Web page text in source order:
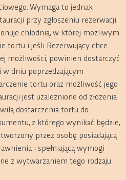
Wymaga to jednak
przy zgłoszeniu rezerwacji.
chłodnią, w której możliwym
tortu i jeśli Rezerwujący chce
możliwości, powinien dostarczyć
w dniu poprzedzającym
tortu oraz możliwość jego
jest uzależnione od złożenia
dostarczenia tortu do
z którego wynikać będzie,
przez osobę posiadającą
i spełniającą wymogi
z wytwarzaniem tego rodzaju